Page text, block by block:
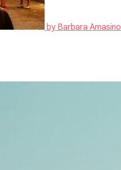
by Barbara Amasino